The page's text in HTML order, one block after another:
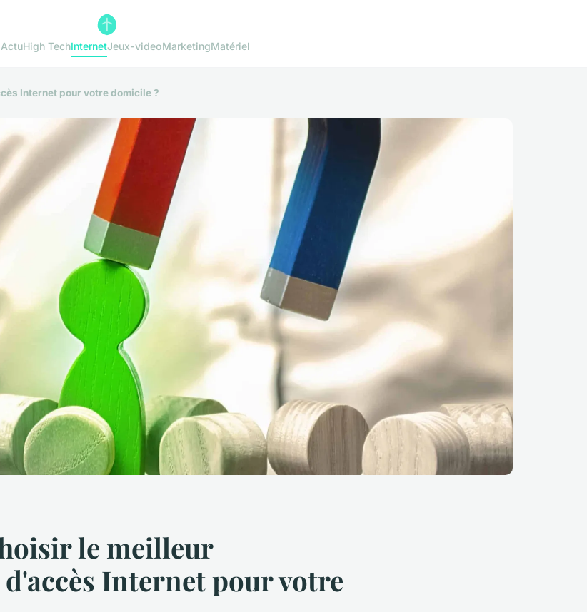
ActuHigh TechInternetJeux-videoMarketingMatériel
Internet pour votre domicile ?
le meilleur
Internet pour votre